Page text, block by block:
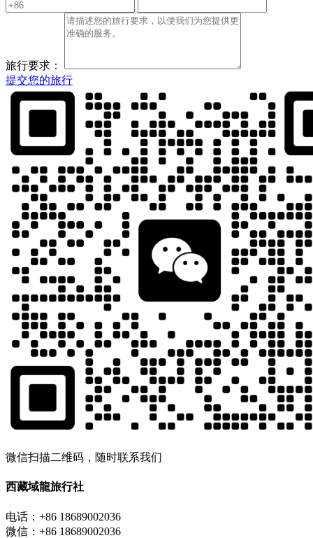
旅行要求：
提交您的旅行
微信扫描二维码，随时联系我们
西藏域龍旅行社
电话：+86 18689002036
微信：+86 18689002036